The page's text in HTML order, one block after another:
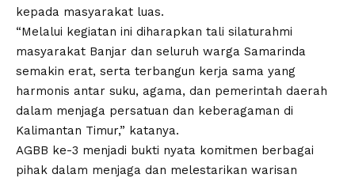
kepada masyarakat luas.
“Melalui kegiatan ini diharapkan tali silaturahmi
masyarakat Banjar dan seluruh warga Samarinda
semakin erat, serta terbangun kerja sama yang
harmonis antar suku, agama, dan pemerintah daerah
dalam menjaga persatuan dan keberagaman di
Kalimantan Timur,” katanya.
AGBB ke-3 menjadi bukti nyata komitmen berbagai
pihak dalam menjaga dan melestarikan warisan